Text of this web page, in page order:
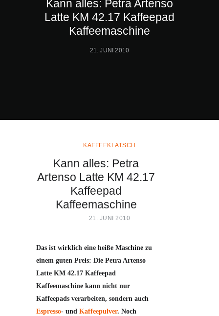
Kann alles: Petra Artenso
Latte KM 42.17 Kaffeepad
Kaffeemaschine
21. JUNI 2010
KAFFEEKLATSCH
Kann alles: Petra
Artenso Latte KM 42.17
Kaffeepad
Kaffeemaschine
21. JUNI 2010
PETRA ARTENSO LATTE KM 42.17
Das ist wirklich eine heiße Maschine zu
einem guten Preis: Die Petra Artenso
Latte KM 42.17 Kaffeepad
Kaffeemaschine kann nicht nur
Kaffeepads verarbeiten, sondern auch
Espresso- und Kaffeepulver. Noch